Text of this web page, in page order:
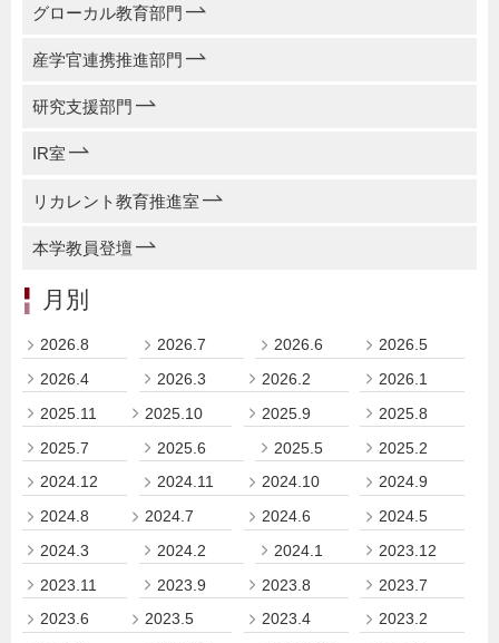
グローカル教育部門
産学官連携推進部門
研究支援部門
IR室
リカレント教育推進室
本学教員登壇
月別
2026.8 2026.7 2026.6
2026.5
2026.4
2026.3 2026.2
2026.1
2025.11
2025.10 2025.9
2025.8
2025.7
2025.6 2025.5
2025.2
2024.12
2024.11 2024.10
2024.9
2024.8
2024.7 2024.6
2024.5
2024.3
2024.2 2024.1
2023.12
2023.11
2023.9 2023.8
2023.7
2023.6
2023.5 2023.4
2023.2